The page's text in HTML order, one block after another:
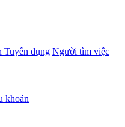
Tuyển dụng Người tìm việc
khoản